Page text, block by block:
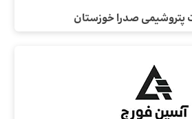
صدرا خوزستان